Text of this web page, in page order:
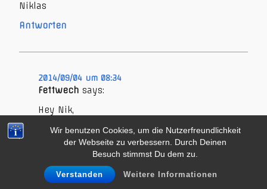
Wir benutzen Cookies, um die Nutzerfreundlichkeit
der Webseite zu verbessern. Durch Deinen
Besuch stimmst Du dem zu.
Verstanden Weitere Informationen
Niklas
Antworten
2014/09/04 um 08:34
Fettwech says:
Hey Nik,
liest sich auch sehr gut Dein Ernährungstag!
Danke fürs Teilen!
Du hats recht, der Punkt, wie ich auf mein